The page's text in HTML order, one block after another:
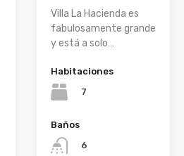
Villa La Hacienda es
fabulosamente grande
y está a solo…
Habitaciones
7
Baños
6